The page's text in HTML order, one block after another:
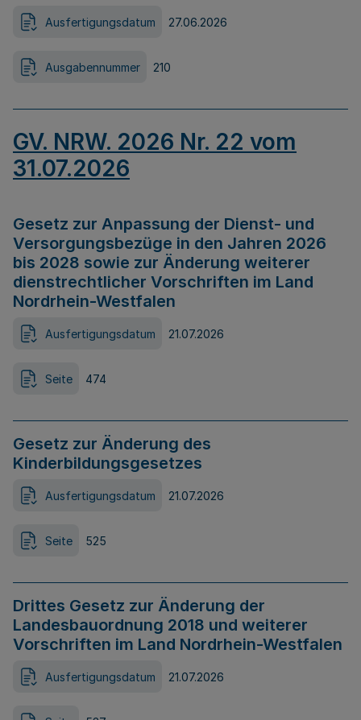
Ausfertigungsdatum 27.06.2026
Ausgabennummer 210
GV. NRW. 2026 Nr. 22 vom
31.07.2026
Gesetz zur Anpassung der Dienst- und
Versorgungsbezüge in den Jahren 2026
bis 2028 sowie zur Änderung weiterer
dienstrechtlicher Vorschriften im Land
Nordrhein-Westfalen
Ausfertigungsdatum 21.07.2026
Seite 474
Gesetz zur Änderung des
Kinderbildungsgesetzes
Ausfertigungsdatum 21.07.2026
Seite 525
Drittes Gesetz zur Änderung der
Landesbauordnung 2018 und weiterer
Vorschriften im Land Nordrhein-Westfalen
Ausfertigungsdatum 21.07.2026